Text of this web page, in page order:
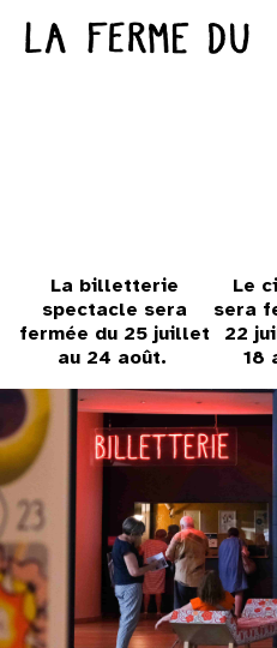
La billetterie
spectacle sera
fermée du 25 juillet
au 24 août.
Le
sera
22
18
10 11 12 13
17 18 19 20
24 25 26
31
au cinéma
au cinéma